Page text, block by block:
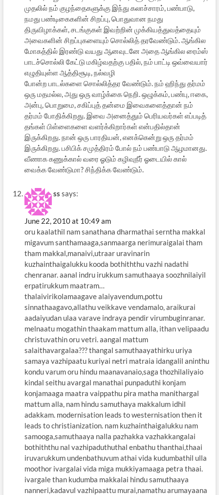
முதலில் நம் குழந்தைகளுக்கு இந்து கலாச்சாரம், பண்பாடு,
நமது பண்டிகைகளின் சிறப்பு, பொதுவான நமது
திருவிழாக்கள், சடங்குகள் இவற்றின் முக்கியத்துவத்தையும்
அவைகளின் சிறப்புகளையும் சொல்லித் தரவேண்டும். ஆங்கில
மோகத்தில் இரண்டு வயது ஆனவுடனே அதை ஆங்கில ரைம்ஸ்
பாடச்சொல்லி கேட்டு மகிழ்வதற்கு பதில், நம் பாட்டி ஒவ்வையார்
எழுதியுள்ள ஆத்திசூடி, நல்வழி
போன்ற பாடல்களை சொல்லித்தர வேண்டும். நம் ஹிந்து தர்மம்
ஒரு மதமல்ல, அது ஒரு வாழ்க்கை நெறி. ஒழுக்கம், பண்பு, ஈகை,
அன்பு, பொறுமை, சகிப்புத் தன்மை இவைகளைத்தான் நம்
தர்மம் போதிக்கிறது. இவை அனைத்தும் பெரியவர்கள் எப்படித்
தங்கள் பிள்ளைகளை வளர்க்கிறார்கள் என்பதில்தான்
இருக்கிறது. நான் ஒரு பாரதியன், எனக்கென்று ஒரு தர்மம்
இருக்கிறது. பசிபிக் சமுத்திரம் போல் நம் பண்பாடு ஆழமானது.
வீணாக கணுக்கால் வரை ஓடும் கழிவுநீர் ஓடையில் கால்
வைக்க வேண்டுமா? சிந்திக்க வேண்டும்.
ss says:
June 22, 2010 at 10:49 am
oru kaalathil nam sanathana dharmathai serntha makkal
migavum santhamaaga,sanmaarga nerimuraigalai tham
tham makkal,manaivi,utraar uravinarin
kuzhainthaigalukku kooda bothiththu vazhi nadathi
chenranar. aanal indru irukkum samuthaaya soozhnilaiyil
erpatirukkum maatram…
thalaivirikolamaagave alaiyavendum,pottu
sinnathaagavo,allathu veikkave vendamalo, araikurai
aadaiyudan ulaa varave indraya pendir virumbuginranar.
melnaatu mogathin thaakam mattum alla, ithan velipaadu
christuvathin oru vetri. aangal mattum
salaithavargalaa??? thangal samuthaayathirku uriya
samaya vazhipaatu kuriyai netri matraia idangalil aninthu
kondu varum oru hindu maanavanaio,saga thozhilaliyaio
kindal seithu avargal manathai punpaduthi konjam
konjamaaga maatra vaippathu pira matha manithargal
mattum alla, nam hindu samuthaya makkalum idhil
adakkam. modernisation leads to westernisation then it
leads to christianization. nam kuzhainthaigalukku nam
samooga,samuthaaya nalla pazhakka vazhakkangalai
bothiththu nal vazhipaduthuthal enbathu thanthai,thaai
iruvarukkum undenbathuvum athai vida kudumbathil ulla
moothor ivargalai vida miga mukkiyamaaga petra thaai.
ivargale than kudumba makkalai hindu samuthaaya
nanneri,kadavul vazhipaattu murai,namathu arumayaana